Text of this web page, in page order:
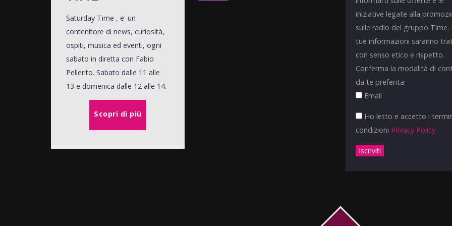
Saturday Time , e' un
contenitore di news, curiosità,
ospiti, musica ed eventi, ogni
sabato in diretta con Fabio
Pellerito. Sabato dalle 11 alle
13 e domenica dalle 12 alle 14.
Scopri di più
iniziative legate alla
sulle radio del gruppo Time.
tue informazioni saranno
con senso etico e rispetto.
Conferma la modalità di
da te preferita:
Email
Ho letto e accetto i
condizioni Privacy Policy